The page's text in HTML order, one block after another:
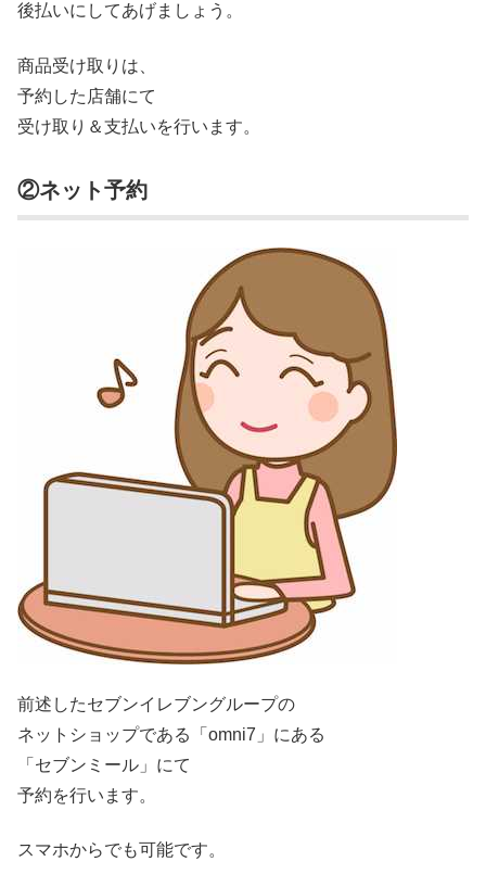
後払いにしてあげましょう。
商品受け取りは、
予約した店舗にて
受け取り＆支払いを行います。
②ネット予約
前述したセブンイレブングループの
ネットショップである「omni7」にある
「セブンミール」にて
予約を行います。
スマホからでも可能です。